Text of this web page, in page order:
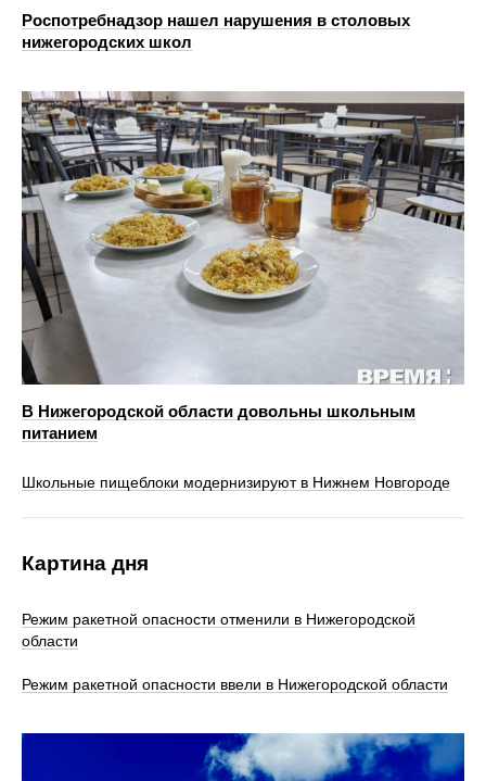
Роспотребнадзор нашел нарушения в столовых
нижегородских школ
В Нижегородской области довольны школьным
питанием
​​​​​​​Школьные пищеблоки модернизируют в Нижнем Новгороде
Картина дня
Режим ракетной опасности отменили в Нижегородской
области
Режим ракетной опасности ввели в Нижегородской области